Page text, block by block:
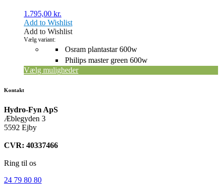
1.795,00 kr.
Osram plantastar 600w
Philips master green 600w
Vælg variant:
Vælg muligheder
kan
vælges
på
varesiden
Add to Wishlist
Add to Wishlist
Kontakt
Hydro-Fyn ApS
Æblegyden 3
5592 Ejby
CVR: 40337466
Ring til os
24 79 80 80